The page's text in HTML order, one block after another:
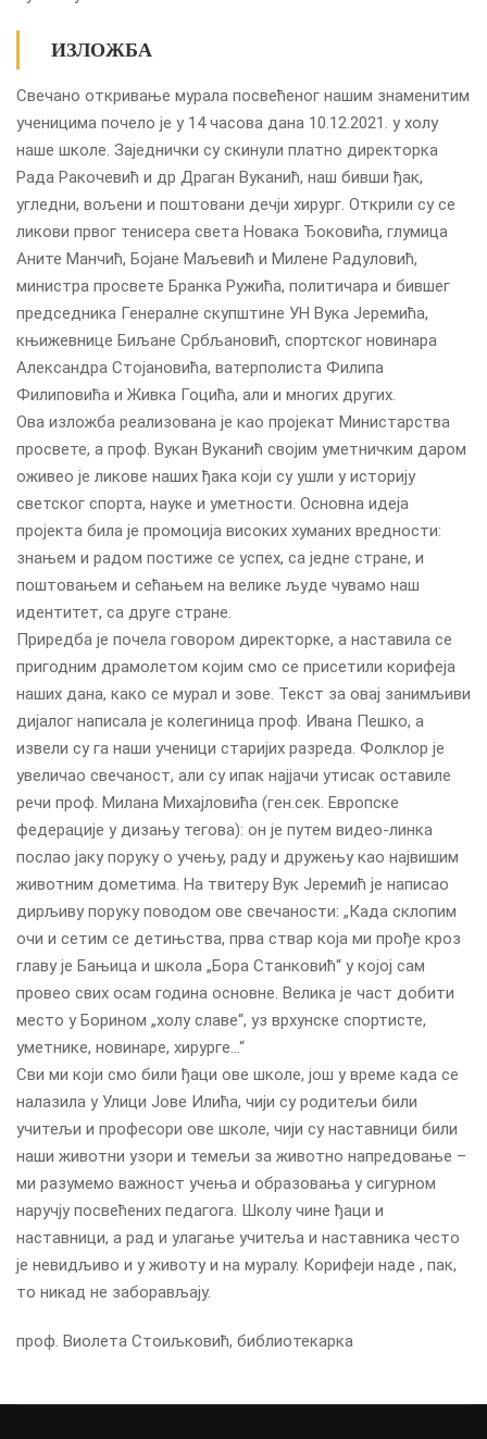
ИЗЛОЖБА
Свечано откривање мурала посвећеног нашим знаменитим
ученицима почело је у 14 часова дана 10.12.2021. у холу
наше школе. Заједнички су скинули платно директорка
Рада Ракочевић и др Драган Вуканић, наш бивши ђак,
угледни, вољени и поштовани дечји хирург. Открили су се
ликови првог тенисера света Новака Ђоковића, глумица
Аните Манчић, Бојане Маљевић и Милене Радуловић,
министра просвете Бранка Ружића, политичара и бившег
председника Генералне скупштине УН Вука Јеремића,
књижевнице Биљане Србљановић, спортског новинара
Александра Стојановића, ватерполиста Филипа
Филиповића и Живка Гоцића, али и многих других.
Ова изложба реализована је као пројекат Министарства
просвете, а проф. Вукан Вуканић својим уметничким даром
оживео је ликове наших ђака који су ушли у историју
светског спорта, науке и уметности. Основна идеја
пројекта била је промоција високих хуманих вредности:
знањем и радом постиже се успех, са једне стране, и
поштовањем и сећањем на велике људе чувамо наш
идентитет, са друге стране.
Приредба је почела говором директорке, а наставила се
пригодним драмолетом којим смо се присетили корифеја
наших дана, како се мурал и зове. Текст за овај занимљиви
дијалог написала је колегиница проф. Ивана Пешко, а
извели су га наши ученици старијих разреда. Фолклор је
увеличао свечаност, али су ипак најјачи утисак оставиле
речи проф. Милана Михајловића (ген.сек. Европске
федерације у дизању тегова): он је путем видео-линка
послао јаку поруку о учењу, раду и дружењу као највишим
животним дометима. На твитеру Вук Јеремић је написао
дирљиву поруку поводом ове свечаности: „Када склопим
очи и сетим се детињства, прва ствар која ми прође кроз
главу је Бањица и школа „Бора Станковић“ у којој сам
провео свих осам година основне. Велика је част добити
место у Борином „холу славе“, уз врхунске спортисте,
уметнике, новинаре, хирурге…“
Сви ми који смо били ђаци ове школе, још у време када се
налазила у Улици Јове Илића, чији су родитељи били
учитељи и професори ове школе, чији су наставници били
наши животни узори и темељи за животно напредовање –
ми разумемо важност учења и образовања у сигурном
наручју посвећених педагога. Школу чине ђаци и
наставници, а рад и улагање учитеља и наставника често
је невидљиво и у животу и на муралу. Корифеји наде , пак,
то никад не заборављају.
проф. Виолета Стоиљковић, библиотекарка